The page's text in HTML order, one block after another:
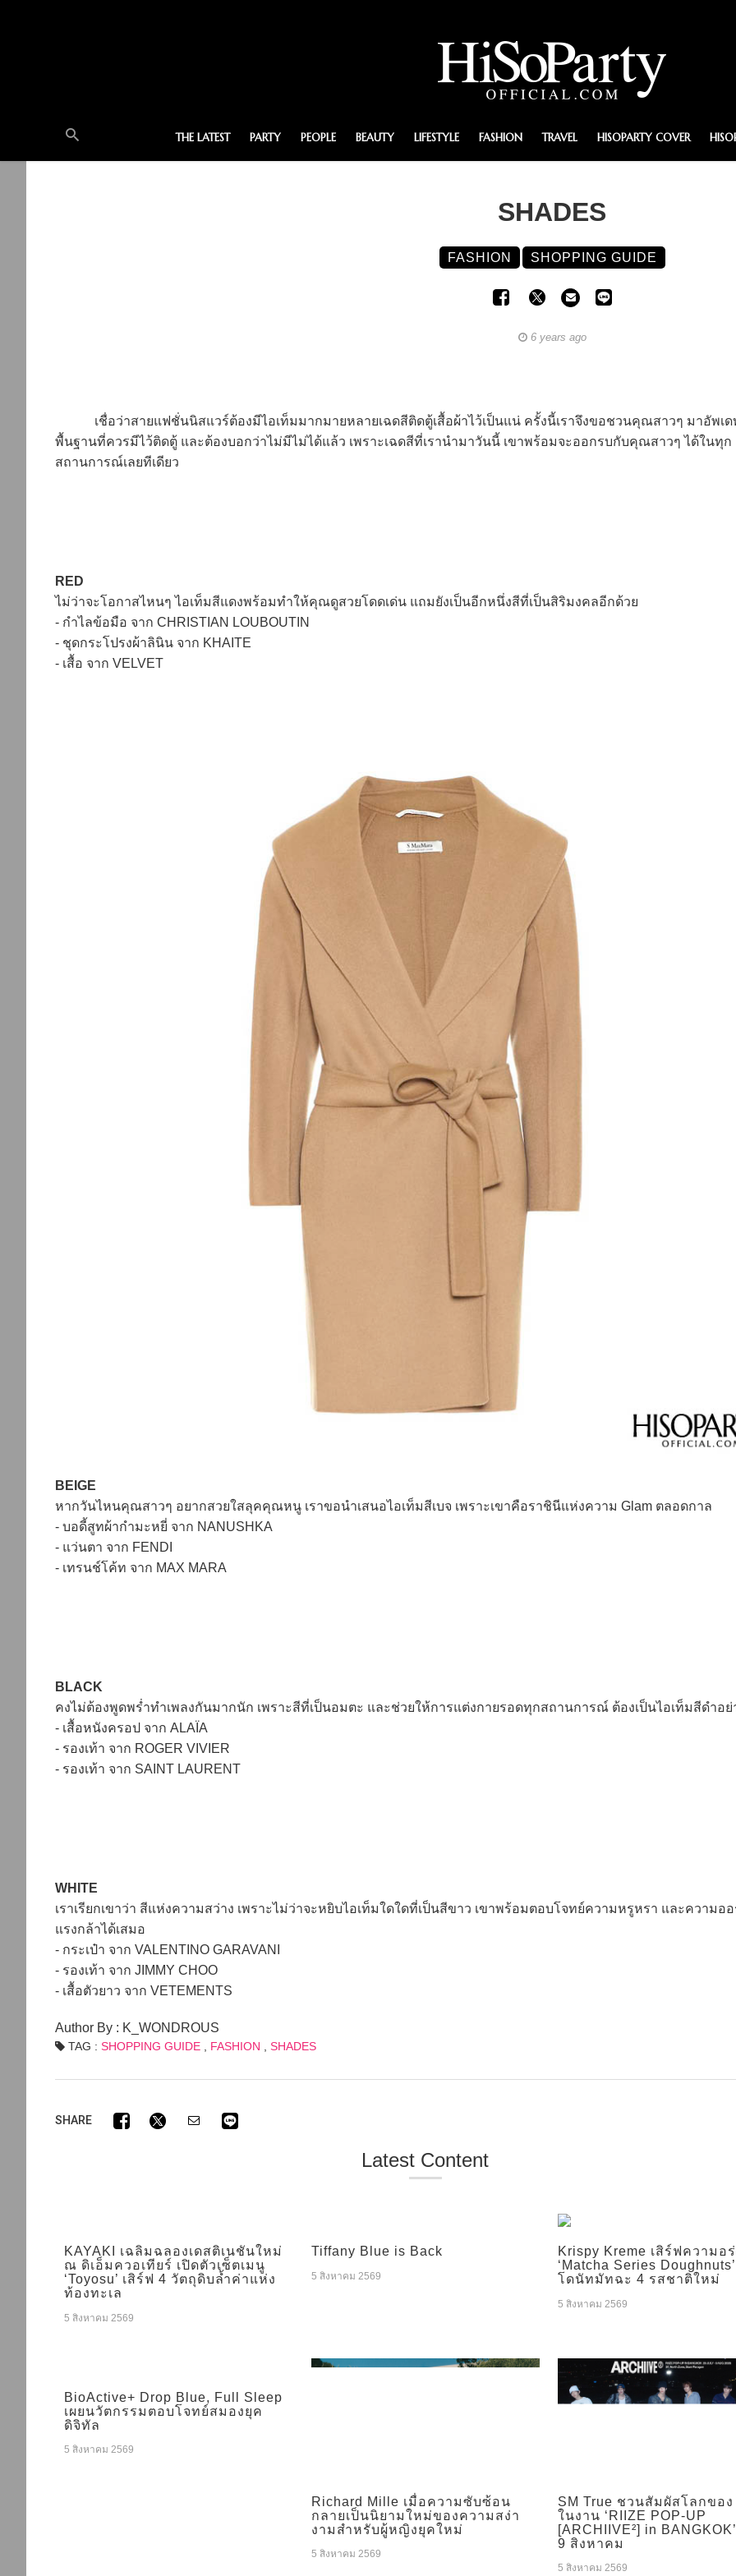
THE LATEST PARTY PEOPLE BEAUTY LIFESTYLE FASHION TRAVEL HISOPARTY COVER
SHADES
FASHION SHOPPING GUIDE
6 years ago
เชื่อว่าสายแฟชั่นนิสแวร์ต้องมีไอเท็มมากมายหลายเฉดสีติดตู้เสื้อผ้าไว้เป็นแน่ ครั้งนี้เราจึงขอชวนคุณสาวๆ มาอัพเด
พื้นฐานที่ควรมีไว้ติดตู้ และต้องบอกว่าไม่มีไม่ได้แล้ว เพราะเฉดสีที่เรานำมาวันนี้ เขาพร้อมจะออกรบกับคุณสาวๆ ได้ในทุก
สถานการณ์เลยทีเดียว
RED
ไม่ว่าจะโอกาสไหนๆ ไอเท็มสีแดงพร้อมทำให้คุณดูสวยโดดเด่น แถมยังเป็นอีกหนึ่งสีที่เป็นสิริมงคลอีกด้วย
- กำไลข้อมือ จาก CHRISTIAN LOUBOUTIN
- ชุดกระโปรงผ้าลินิน จาก KHAITE
- เสื้อ จาก VELVET
BEIGE
หากวันไหนคุณสาวๆ อยากสวยใสลุคคุณหนู เราขอนำเสนอไอเท็มสีเบจ เพราะเขาคือราชินีแห่งความ Glam ตลอดกาล
- บอดี้สูทผ้ากำมะหยี่ จาก NANUSHKA
- แว่นตา จาก FENDI
- เทรนช์โค้ท จาก MAX MARA
BLACK
คงไม่ต้องพูดพร่ำทำเพลงกันมากนัก เพราะสีที่เป็นอมตะ และช่วยให้การแต่งกายรอดทุกสถานการณ์ ต้องเป็นไอเท็มสีดำอ
- เสื้อหนังครอป จาก ALAÏA
- รองเท้า จาก ROGER VIVIER
- รองเท้า จาก SAINT LAURENT
WHITE
เราเรียกเขาว่า สีแห่งความสว่าง เพราะไม่ว่าจะหยิบไอเท็มใดใดที่เป็นสีขาว เขาพร้อมตอบโจทย์ความหรูหรา และความออ
แรงกล้าได้เสมอ
- กระเป๋า จาก VALENTINO GARAVANI
- รองเท้า จาก JIMMY CHOO
- เสื้อตัวยาว จาก VETEMENTS
Author By : K_WONDROUS
TAG : SHOPPING GUIDE FASHION SHADES
SHARE
Latest Content
KAYAKI เฉลิมฉลองเดสติเนชันใหม่
ณ ดิเอ็มควอเทียร์ เปิดตัวเซ็ตเมนู
‘Toyosu’ เสิร์ฟ 4 วัตถุดิบล้ำค่าแห่ง
ท้องทะเล
5 สิงหาคม 2569
Tiffany Blue is Back
5 สิงหาคม 2569
Krispy Kreme เสิร์ฟความอ
‘Matcha Series
โดนัทมัทฉะ 4 รสชาติใหม่
5 สิงหาคม 2569
BioActive+ Drop Blue, Full Sleep
เผยนวัตกรรมตอบโจทย์สมองยุค
ดิจิทัล
5 สิงหาคม 2569
Richard Mille เมื่อความซับซ้อน
กลายเป็นนิยามใหม่ของความสง่า
งามสำหรับผู้หญิงยุคใหม่
5 สิงหาคม 2569
SM True ชวนสัมผัสโลกของ
ในงาน ‘RIIZE POP-UP
[ARCHIIVE²] in
9 สิงหาคม
5 สิงหาคม 2569